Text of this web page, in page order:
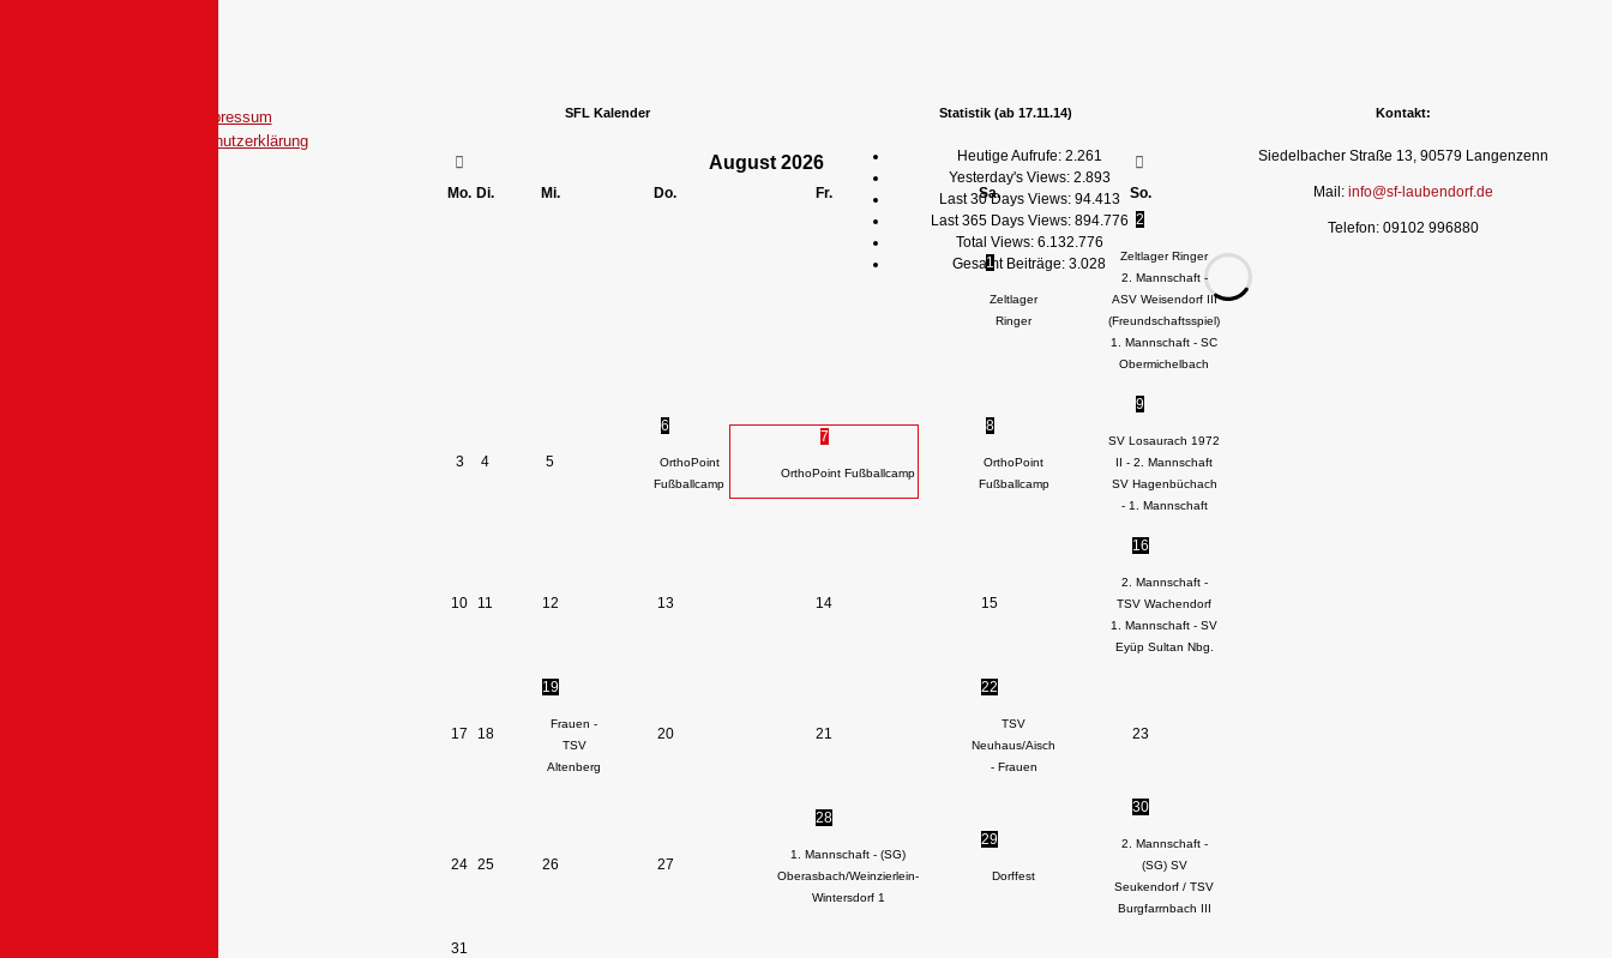
Impressum
Datenschutzerklärung
SFL Kalender
August 2026
Mo. Di. Mi. Do. Fr. Sa. So.
1
Zeltlager
Ringer
2
Zeltlager Ringer
2. Mannschaft -
ASV Weisendorf III
(Freundschaftsspiel)
1. Mannschaft - SC
Obermichelbach
3 4 5
6
OrthoPoint
Fußballcamp
7
OrthoPoint Fußballcamp
8
OrthoPoint
Fußballcamp
9
SV Losaurach 1972
II - 2. Mannschaft
SV Hagenbüchach
- 1. Mannschaft
10 11 12 13 14 15
16
2. Mannschaft -
TSV Wachendorf
1. Mannschaft - SV
Eyüp Sultan Nbg.
17 18
19
Frauen -
TSV
Altenberg
20 21
22
TSV
Neuhaus/Aisch
- Frauen
23
24 25 26 27
28
1. Mannschaft - (SG)
Oberasbach/Weinzierlein-
Wintersdorf 1
29
Dorffest
30
2. Mannschaft -
(SG) SV
Seukendorf / TSV
Burgfarrnbach III
31
Statistik (ab 17.11.14)
Heutige Aufrufe: 2.261
Yesterday's Views: 2.893
Last 30 Days Views: 94.413
Last 365 Days Views: 894.776
Total Views: 6.132.776
Gesamt Beiträge: 3.028
Kontakt:
Siedelbacher Straße 13, 90579 Langenzenn
Mail: info@sf-laubendorf.de
Telefon: 09102 996880